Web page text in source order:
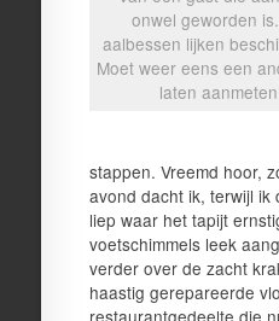
onwel geworden
aalbessen lijken
Moet weer eens een
laten aanmeten
stappen. Vreemd hoor,
avond dacht ik, terwijl ik
liep waar het tapijt
voetschimmels leek
verder over de zacht
haastig gerepareerde
restaurantgedeelte die